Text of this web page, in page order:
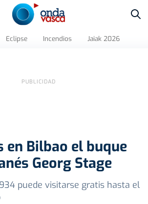
Eclipse Incendios Jaiak 2026
en Bilbao el buque
Georg Stage
puede visitarse gratis hasta el